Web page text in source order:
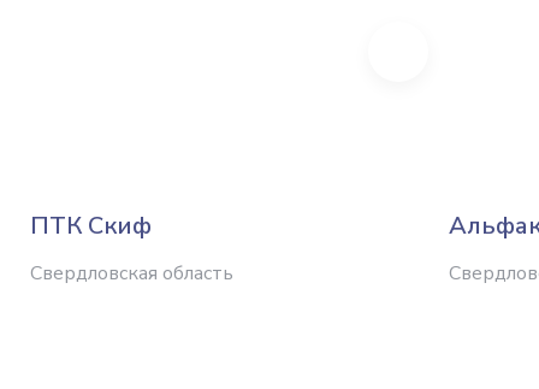
ПТК Скиф
Свердловская область